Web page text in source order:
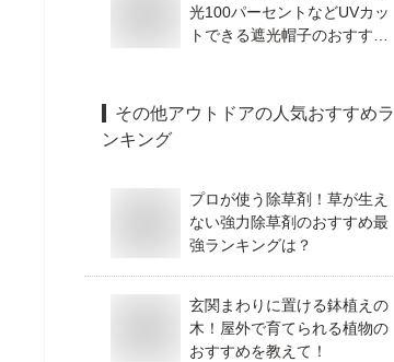
光100パーセントなどUVカッ
トできる遮光帽子のおすすめ
その他アウトドアの人気おすすめラ
ンキング
プロが使う除草剤！草が生え
ない強力除草剤のおすすめ最
強ランキングは？
玄関まわりに置ける鉢植えの
木！屋外で育てられる植物の
おすすめを教えて！